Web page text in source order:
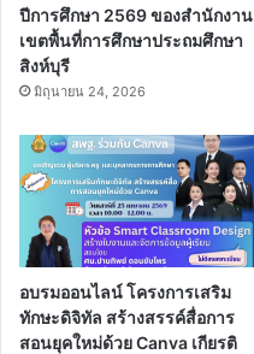
ปีการศึกษา 2569 ของสำนักงาน
เขตพื้นที่การศึกษาประถมศึกษา
สิงห์บุรี
มิถุนายน 24, 2026
อบรมออนไลน์ โครงการเสริม
ทักษะดิจิทัล สร้างสรรค์สื่อการ
สอนยุคใหม่ด้วย Canva เกียรติ